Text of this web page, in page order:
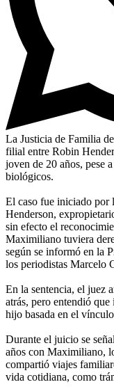
La Justicia de Familia
filial entre Robin
joven de 20 años, pese
biológicos.
El caso fue iniciado por
Henderson,
sin efecto el
Maximiliano tuviera
según se informó en la
los periodistas Marcelo
En la sentencia, el juez
atrás, pero entendió
hijo basada en el
Durante el juicio se
años con Maximiliano,
compartió viajes
vida cotidiana, como